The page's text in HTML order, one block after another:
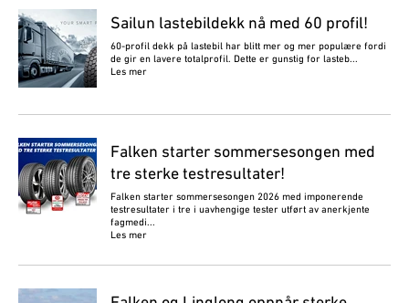
Sailun lastebildekk nå med 60 profil!
60-profil dekk på lastebil har blitt mer og mer populære fordi
de gir en lavere totalprofil. Dette er gunstig for lasteb...
Les mer
Falken starter sommersesongen med
tre sterke testresultater!
Falken starter sommersesongen 2026 med imponerende
testresultater i tre i uavhengige tester utført av anerkjente
fagmedi...
Les mer